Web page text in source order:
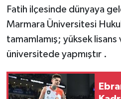
Fatih ilçesinde dünyaya
Marmara Üniversitesi
tamamlamış; yüksek lisans
üniversitede yapmıştır .